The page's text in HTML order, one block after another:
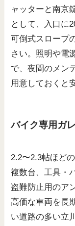
ャッターと南京
として、入口に
可倒式スロープ
さい。照明や電
で、夜間のメン
用意しておくと
バイク専用ガ
2.2〜2.3帖ほど
複数台、工具・
盗難防止用のア
高価な車両を長
い道路の多い立